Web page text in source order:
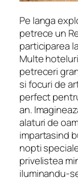
Pe langa
petrece un
participarea
Multe
petreceri
si focuri de
perfect
an.
alaturi de
impartasind
nopti
privelistea
iluminandu-